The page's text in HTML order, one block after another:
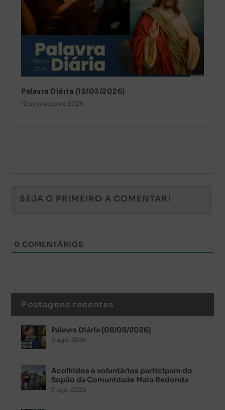
Palavra Diária (12/03/2026)
12 de março de 2026
0 COMENTÁRIOS
Postagens recentes
Palavra Diária (08/08/2026)
8 ago, 2026
Acolhidos e voluntários participam do
Sopão da Comunidade Mata Redonda
7 ago, 2026